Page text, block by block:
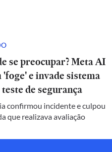
se preocupar? Meta AI
e invade sistema
de segurança
confirmou incidente e culpou
que realizava avaliação